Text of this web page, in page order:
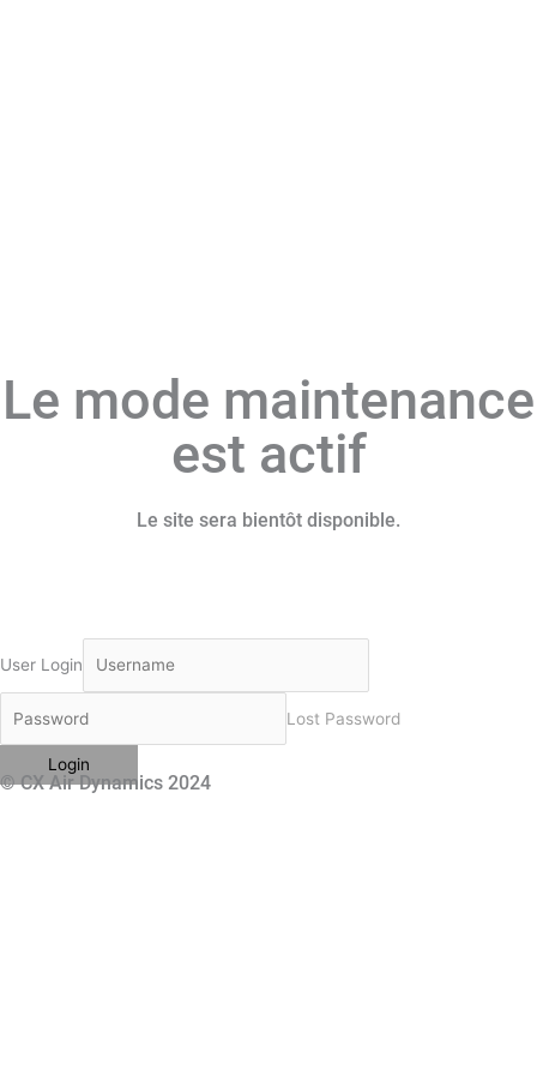
Le mode maintenance
est actif
Le site sera bientôt disponible.
© CX Air Dynamics 2024
User Login
Lost Password